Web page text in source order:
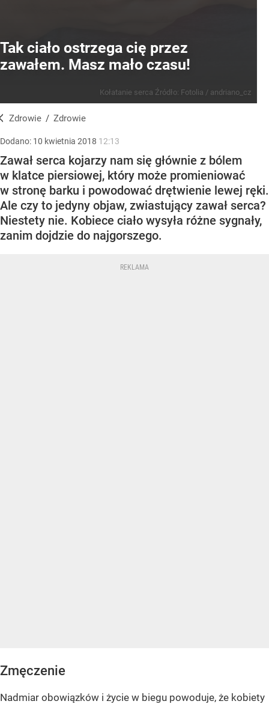
Tak ciało ostrzega cię przez
zawałem. Masz mało czasu!
Kołatanie serca Źródło: Fotolia / andriano_cz
Zdrowie / Zdrowie
Dodano: 10 kwietnia 2018 12:13
Zawał serca kojarzy nam się głównie z bólem
w klatce piersiowej, który może promieniować
w stronę barku i powodować drętwienie lewej ręki.
Ale czy to jedyny objaw, zwiastujący zawał serca?
Niestety nie. Kobiece ciało wysyła różne sygnały,
zanim dojdzie do najgorszego.
Zmęczenie
Nadmiar obowiązków i życie w biegu powoduje, że kobiety